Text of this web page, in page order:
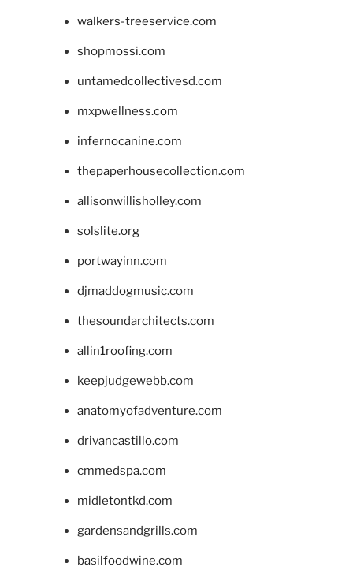
walkers-treeservice.com
shopmossi.com
untamedcollectivesd.com
mxpwellness.com
infernocanine.com
thepaperhousecollection.com
allisonwillisholley.com
solslite.org
portwayinn.com
djmaddogmusic.com
thesoundarchitects.com
allin1roofing.com
keepjudgewebb.com
anatomyofadventure.com
drivancastillo.com
cmmedspa.com
midletontkd.com
gardensandgrills.com
basilfoodwine.com